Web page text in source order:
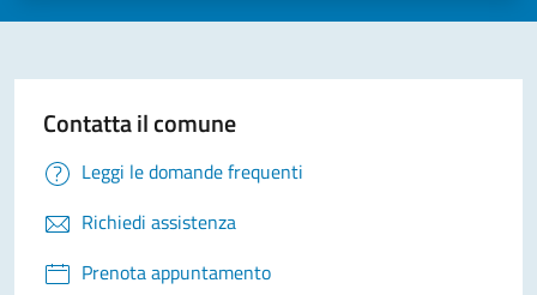
Contatta il comune
Leggi le domande frequenti
Richiedi assistenza
Prenota appuntamento